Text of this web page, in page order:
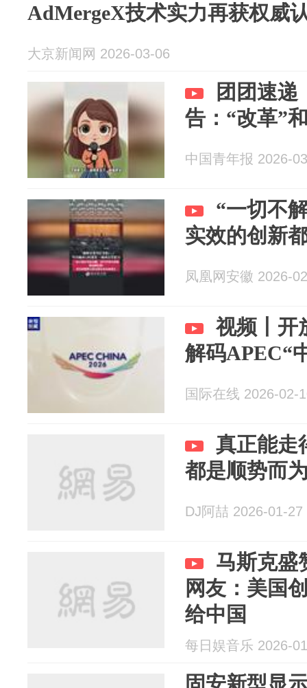
AdMergeX技术实力再获权威
大京新闻网 2026-03-06
团团速递
告：“改革”
中国青年报 2026-
“一切不
实效的创新
凤凰网安徽 2026-
视频丨开
解码APEC“
国际在线 2026-02-
真正能走
都是顺势而
DJ阿喆 2026-01-27
马斯克盛
网友：美国
给中国
每日娱音乐 2026-